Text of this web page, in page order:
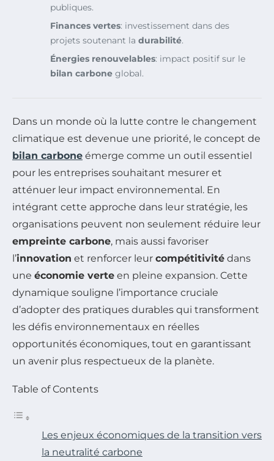
publiques.
Finances vertes: investissement dans des
projets soutenant la durabilité.
Énergies renouvelables: impact positif sur le
bilan carbone global.
Dans un monde où la lutte contre le changement
climatique est devenue une priorité, le concept de
bilan carbone émerge comme un outil essentiel
pour les entreprises souhaitant mesurer et
atténuer leur impact environnemental. En
intégrant cette approche dans leur stratégie, les
organisations peuvent non seulement réduire leur
empreinte carbone, mais aussi favoriser
l’innovation et renforcer leur compétitivité dans
une économie verte en pleine expansion. Cette
dynamique souligne l’importance cruciale
d’adopter des pratiques durables qui transforment
les défis environnementaux en réelles
opportunités économiques, tout en garantissant
un avenir plus respectueux de la planète.
Table of Contents
Les enjeux économiques de la transition vers
la neutralité carbone